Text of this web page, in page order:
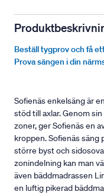
Beställ tygprov och få
Prova sängen i din
Sofienäs enkelsäng är
stöd till axlar. Genom
zoner, ger Sofienäs en
kroppen. Sofienäs säng
större byst och
zonindelning kan man
även bäddmadrassen
en luftig pikerad